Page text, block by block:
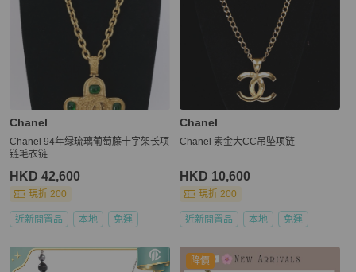
Chanel
Chanel 94年绿琉璃葡萄藤十字架长项
链毛衣链
HKD 42,600
現折 200
近新閒置品 本地 免運
Chanel
Chanel 素金大CC吊坠项链
HKD 10,600
現折 200
近新閒置品 本地 免運
降價